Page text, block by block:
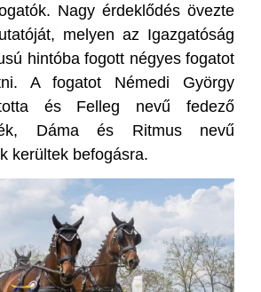
Nagy érdeklődés övezte
melyen az Igazgatóság
hintóba fogott négyes fogatot
A fogatot Némedi György
és Felleg nevű fedező
Dáma és Ritmus nevű
kerültek befogásra.